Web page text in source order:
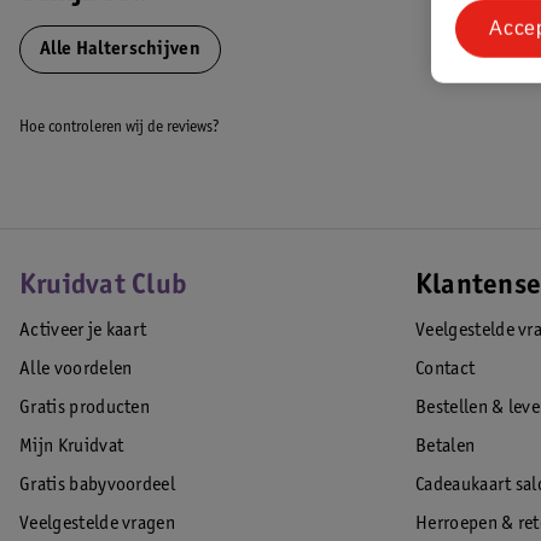
De Virtufit Bumper Plates zijn verkrijgbaar in verschillende
10 kg
Het Nederlandse fitnessmerk VirtuFit staat garant voor uitstekende
fitnessartikelen zijn vervaardigd uit kwaliteitsmaterialen en daarnaast
EAN code:8719325755886
Alle Halterschijven
Hoe controleren wij de reviews?
Kruidvat Club
Activeer je kaart
Alle voordelen
Gratis producten
Mijn Kruidvat
Gratis babyvoordeel
Veelgestelde vragen
Veelgestelde
Contact
Bestellen &
Betalen
Cadeaukaart
Herroepen &